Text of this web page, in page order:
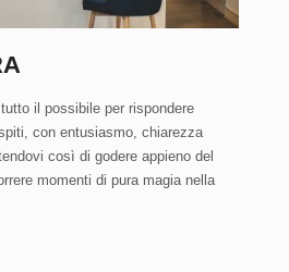
il possibile per rispondere
con entusiasmo, chiarezza
così di godere appieno del
momenti di pura magia nella